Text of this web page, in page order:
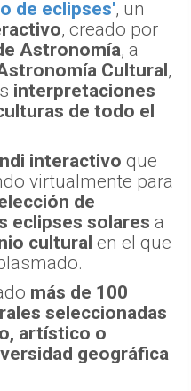
de eclipses', un
, creado por
Astronomía, a
Cultural,
interpretaciones
de todo el
interactivo que
virtualmente para
de
eclipses solares a
cultural en el que
más de 100
seleccionadas
artístico o
geográfica